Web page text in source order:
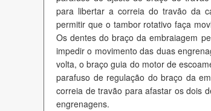
para libertar a correia do travão da
permitir que o tambor rotativo faça
Os dentes do braço da embraiagem
impedir o movimento das duas
volta, o braço guia do motor de
parafuso de regulação do braço da
correia de travão para afastar os dois
engrenagens.